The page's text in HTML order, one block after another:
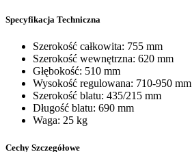
Specyfikacja Techniczna
Szerokość całkowita: 755 mm
Szerokość wewnętrzna: 620 mm
Głębokość: 510 mm
Wysokość regulowana: 710-950 mm
Szerokość blatu: 435/215 mm
Długość blatu: 690 mm
Waga: 25 kg
Cechy Szczegółowe